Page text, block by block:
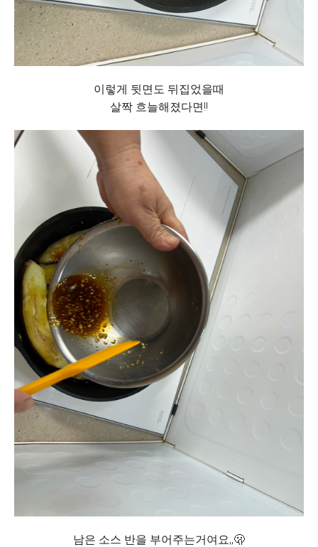
이렇게 뒷면도 뒤집었을때
살짝 흐늘해졌다면!!
남은 소스 반을 부어주는거여요,,🫢